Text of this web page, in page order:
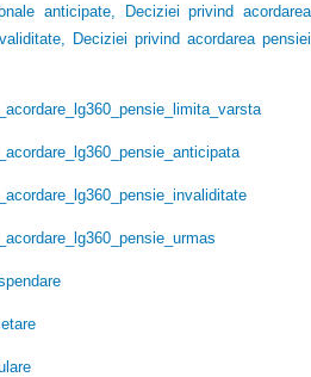
anticipate, Deciziei privind acordarea
Deciziei privind acordarea pensiei